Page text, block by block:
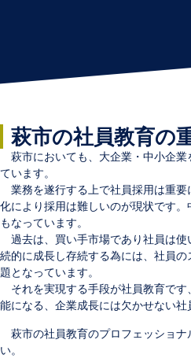
萩市の社員教育の
萩市においても、大企業・中小企業
ています。
業務を遂行する上で社員採用は重
化により採用は難しいのが現状です
もなっています。
過去は、買い手市場であり社員は
続的に成長し存続する為には、社員
題となっています。
それを実現する手段が社員教育で
能になる、企業成長には欠かせない社
萩市の社員教育のプロフェッショ
い。